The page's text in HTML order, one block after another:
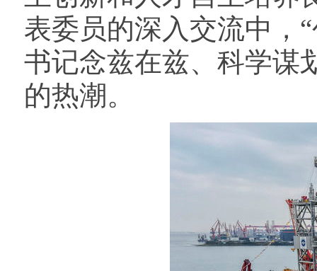
表委员的深入交流中，
书记念兹在兹、科学谋
的热潮。